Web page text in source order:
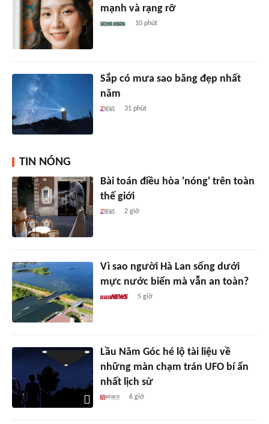
mạnh và rạng rỡ
10 phút
Sắp có mưa sao băng đẹp nhất
năm
31 phút
TIN NÓNG
Bài toán điều hòa 'nóng' trên toàn
thế giới
2 giờ
Vì sao người Hà Lan sống dưới
mực nước biển mà vẫn an toàn?
5 giờ
Lầu Năm Góc hé lộ tài liệu về
những màn chạm trán UFO bí ẩn
nhất lịch sử
6 giờ